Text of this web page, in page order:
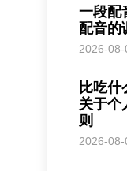
一段
配音的
2026-08-
比吃
关于个
则
2026-08-